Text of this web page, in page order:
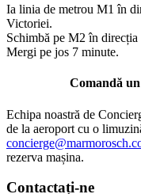
Ia linia de metrou M1 în
Victoriei.
Schimbă pe M2 în
Mergi pe jos 7 minute.
Comandă
Echipa noastră de
de la aeroport cu o
rezerva mașina.
Contactați-ne